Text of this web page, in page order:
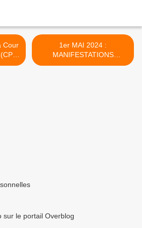
1er MAI 2024 :
MANIFESTATIONS
UNITAIRES pour les libertés
sur le portail Overblog